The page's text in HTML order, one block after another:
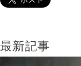
最新記事